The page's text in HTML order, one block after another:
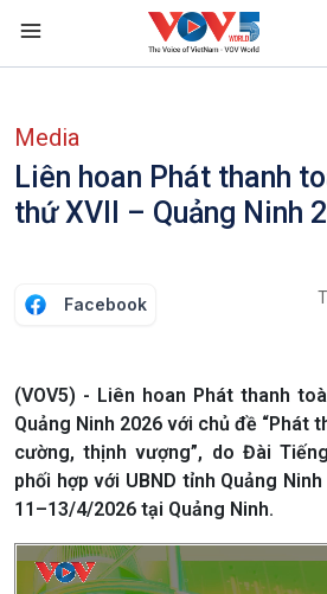
Nhảy đến nội dung
Media
Liên hoan Phát thanh
thứ XVII – Quảng Ninh
Facebook
(VOV5) - Liên hoan Phát thanh
Quảng Ninh 2026 với chủ đề “Phát
cường, thịnh vượng”, do Đài
phối hợp với UBND tỉnh Quảng
11–13/4/2026 tại Quảng Ninh.